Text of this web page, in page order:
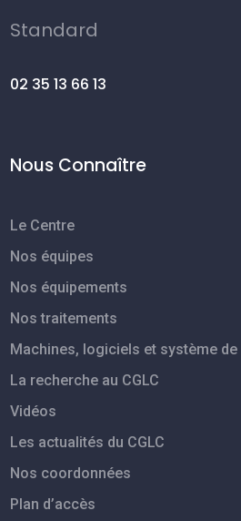
Standard
02 35 13 66 13
Nous Connaître
Le Centre
Nos équipes
Nos équipements
Nos traitements
Machines, logiciels et système
La recherche au CGLC
Vidéos
Les actualités du CGLC
Nos coordonnées
Plan d’accès